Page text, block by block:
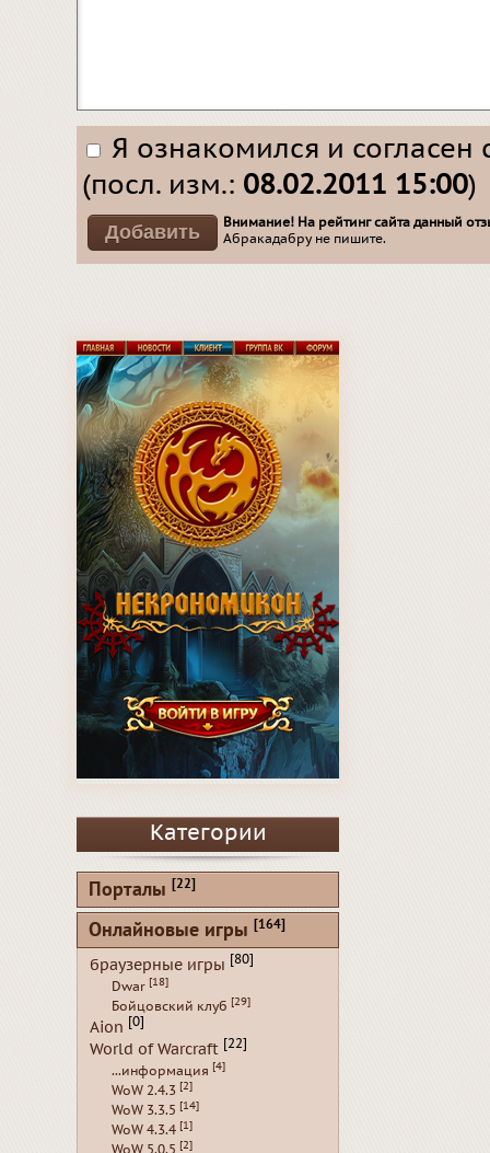
Я ознакомился и согласен
(посл. изм.: 08.02.2011 15:00)
Внимание! На рейтинг сайта данный
Абракадабру не пишите.
Категории
Порталы [22]
Онлайновые игры [164]
браузерные игры [80]
Dwar [18]
Бойцовский клуб [29]
Aion [0]
World of Warcraft [22]
...информация [4]
WoW 2.4.3 [2]
WoW 3.3.5 [14]
WoW 4.3.4 [1]
WoW 5.0.5 [2]